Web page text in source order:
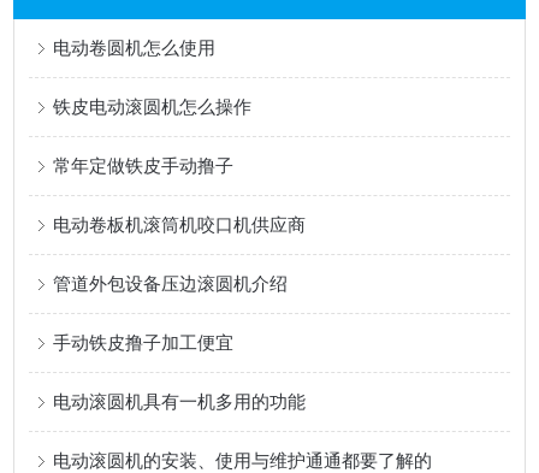
电动卷圆机怎么使用
铁皮电动滚圆机怎么操作
常年定做铁皮手动撸子
电动卷板机滚筒机咬口机供应商
管道外包设备压边滚圆机介绍
手动铁皮撸子加工便宜
电动滚圆机具有一机多用的功能
电动滚圆机的安装、使用与维护通通都要了解的